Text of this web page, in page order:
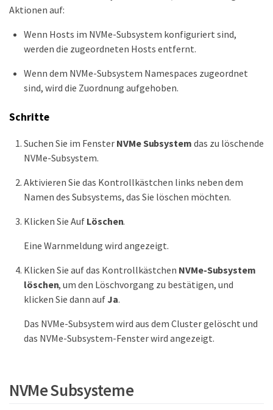
Aktionen auf:
Wenn Hosts im NVMe-Subsystem konfiguriert sind,
werden die zugeordneten Hosts entfernt.
Wenn dem NVMe-Subsystem Namespaces zugeordnet
sind, wird die Zuordnung aufgehoben.
Schritte
Suchen Sie im Fenster NVMe Subsystem das zu löschende
NVMe-Subsystem.
Aktivieren Sie das Kontrollkästchen links neben dem
Namen des Subsystems, das Sie löschen möchten.
Klicken Sie Auf Löschen.
Eine Warnmeldung wird angezeigt.
Klicken Sie auf das Kontrollkästchen NVMe-Subsystem
löschen, um den Löschvorgang zu bestätigen, und
klicken Sie dann auf Ja.
Das NVMe-Subsystem wird aus dem Cluster gelöscht und
das NVMe-Subsystem-Fenster wird angezeigt.
NVMe Subsysteme